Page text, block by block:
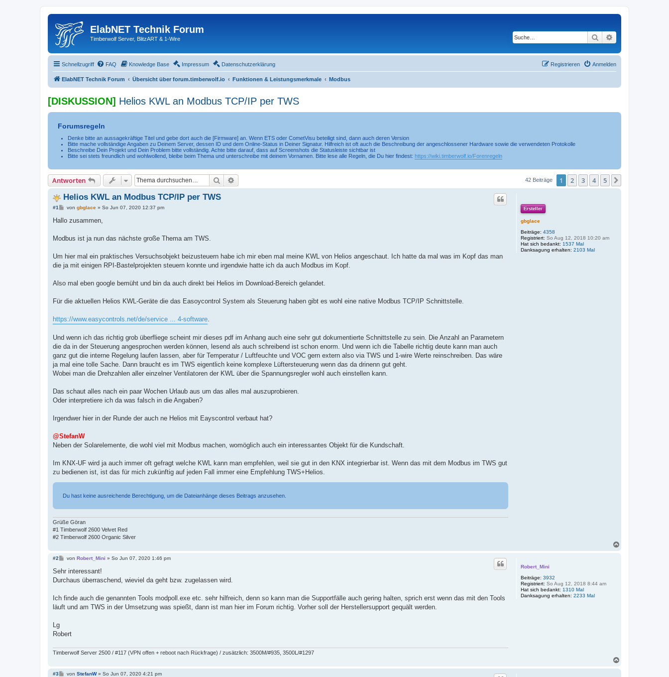
ElabNET Technik Forum
Timberwolf Server, BlitzART & 1-Wire Suche
Schnellzugriff FAQ Knowledge Base Impressum Datenschutzerklärung Anmelden
Registrieren
ElabNET Technik Forum Übersicht über forum.timberwolf.io Funktionen & Leistungsmerkmale Modbus
[DISKUSSION] Helios KWL an Modbus TCP/IP per TWS
Forumsregeln
Denke bitte an aussagekräftige Titel und gebe dort auch die [Firmware] an. Wenn ETS oder CometVisu beteiligt sind, dann auch deren Version
Bitte mache vollständige Angaben zu Deinem Server, dessen ID und dem Online-Status in Deiner Signatur. Hilfreich ist oft auch die Beschreibung der angeschlossener Hardware sowie die verwendeten Protokolle
Beschreibe Dein Projekt und Dein Problem bitte vollständig. Achte bitte darauf, dass auf Screenshots die Statusleiste sichtbar ist
Bitte sei stets freundlich und wohlwollend, bleibe beim Thema und unterschreibe mit deinem Vornamen. Bitte lese alle Regeln, die Du hier findest: https://wiki.timberwolf.io/Forenregeln
Antworten Suche 42 Beiträge 1 2 3 4 5
Ersteller
gbglace
Beiträge: 4358
Registriert: So Aug 12, 2018 10:20 am
Hat sich bedankt: 1537 Mal
Danksagung erhalten: 2103 Mal
Helios KWL an Modbus TCP/IP per TWS
#1
B
i
a
von gbglace» So Jun 07, 2020 12:37 pm
Hallo zusammen,
Modbus ist ja nun das nächste große Thema am TWS.
Um hier mal ein praktisches Versuchsobjekt beizusteuern habe ich mir eben mal meine KWL von Helios angeschaut. Ich hatte da mal was im Kopf das man
die ja mit einigen RPI-Bastelprojekten steuern konnte und irgendwie hatte ich da auch Modbus im Kopf.
Also mal eben google bemüht und bin da auch direkt bei Helios im Download-Bereich gelandet.
Für die aktuellen Helios KWL-Geräte die das Easoycontrol System als Steuerung haben gibt es wohl eine native Modbus TCP/IP Schnittstelle.
https://www.easycontrols.net/de/service ... 4-software
Und wenn ich das richtig grob überfliege scheint mir dieses pdf im Anhang auch eine sehr gut dokumentierte Schnittstelle zu sein. Die Anzahl an Parametern
die da in der Steuerung angesprochen werden können, lesend als auch schreibend ist schon enorm. Und wenn ich die Tabelle richtig deute kann man auch
ganz gut die interne Regelung laufen lassen, aber für Temperatur / Luftfeuchte und VOC gern extern also via TWS und 1-wire Werte reinschreiben. Das wäre
ja mal eine tolle Sache. Dann braucht es im TWS eigentlich keine komplexe Lüftersteuerung wenn das da drinenn gut geht.
Wobei man die Drehzahlen aller einzelner Ventilatoren der KWL über die Spannungsregler wohl auch einstellen kann.
Das schaut alles nach ein paar Wochen Urlaub aus um das alles mal auszuprobieren.
Oder interpretiere ich da was falsch in die Angaben?
Irgendwer hier in der Runde der auch ne Helios mit Eayscontrol verbaut hat?
@StefanW
Neben der Solarelemente, die wohl viel mit Modbus machen, womöglich auch ein interessantes Objekt für die Kundschaft.
Im KNX-UF wird ja auch immer oft gefragt welche KWL kann man empfehlen, weil sie gut in den KNX integrierbar ist. Wenn das mit dem Modbus im TWS gut
zu bedienen ist, ist das für mich zukünftig auf jeden Fall immer eine Empfehlung TWS+Helios.
Du hast keine ausreichende Berechtigung, um die Dateianhänge dieses Beitrags anzusehen.
Grüße Göran
#1 Timberwolf 2600 Velvet Red
#2 Timberwolf 2600 Organic Silver
Robert_Mini
Beiträge: 3932
Registriert: So Aug 12, 2018 8:44 am
Hat sich bedankt: 1310 Mal
Danksagung erhalten: 2233 Mal
#2
B
i
r
von Robert_Mini » So Jun 07, 2020 1:46 pm
Sehr interessant!
Durchaus überraschend, wieviel da geht bzw. zugelassen wird.
Ich finde auch die genannten Tools modpoll.exe etc. sehr hilfreich, denn so kann man die Supportfälle auch gering halten, sprich erst wenn das mit den Tools
läuft und am TWS in der Umsetzung was spießt, dann ist man hier im Forum richtig. Vorher soll der Herstellersupport gequält werden.
Lg
Robert
Timberwolf Server 2500 / #117 (VPN offen + reboot nach Rückfrage) / zusätzlich: 3500M/#935, 3500L/#1297
#3
Bvon StefanW» So Jun 07, 2020 4:21 pm